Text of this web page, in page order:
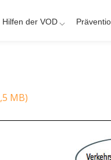
Hilfen der VOD
MB)